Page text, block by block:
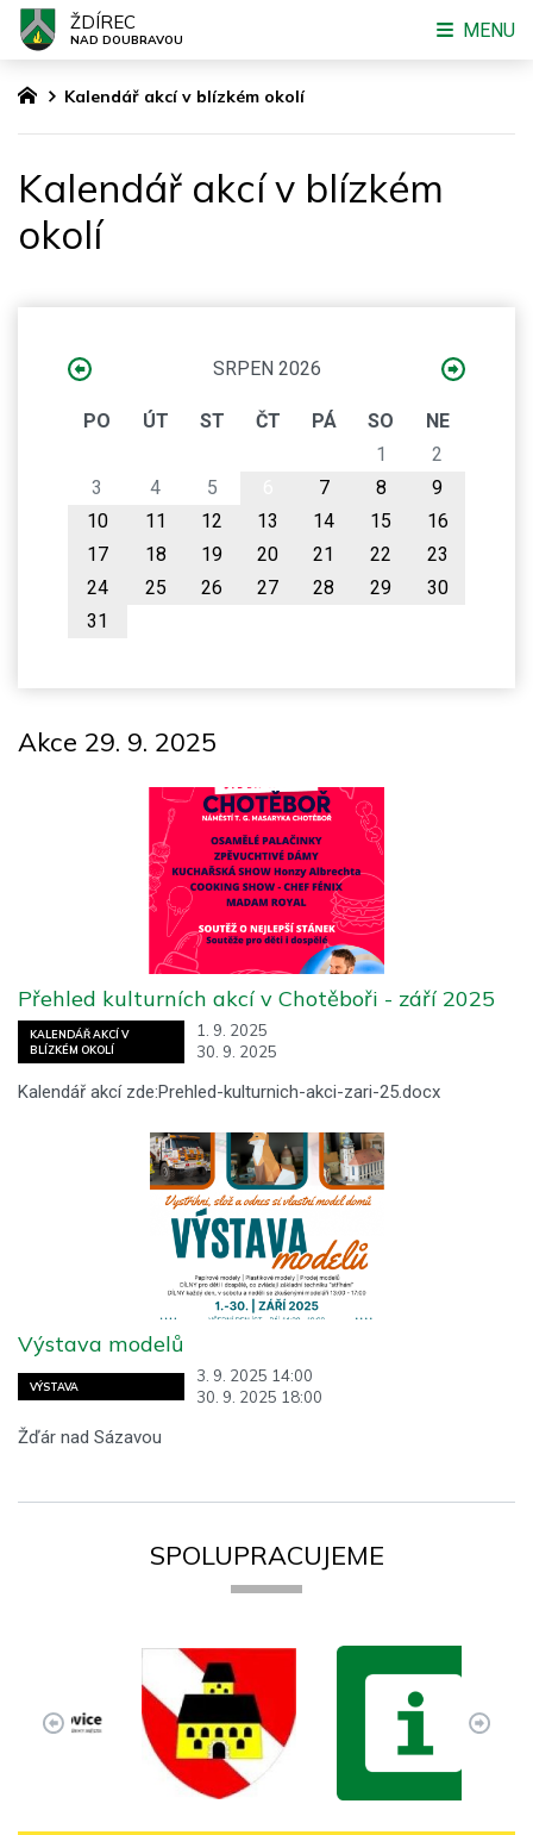
Kalendář akcí v blízkém okolí
Kalendář akcí v blízkém
okolí
SRPEN 2026
PO ÚT ST ČT PÁ SO
NE
1
2
3
4 5 7 8
9
10
11 12 13 14 15
16
17
18 19 20 21 22
23
24
25 26 27 28 29
30
31
Akce 29. 9. 2025
KALENDÁŘ AKCÍ V
BLÍZKÉM OKOLÍ
1. 9. 2025
30. 9. 2025
Přehled kulturních akcí v Chotěboři - září 2025
Kalendář akcí zde:Prehled-kulturnich-akci-zari-25.docx
VÝSTAVA
3. 9. 2025 14:00
30. 9. 2025 18:00
Výstava modelů
Žďár nad Sázavou
SPOLUPRACUJEME
ŽDÍREC
NAD DOUBRAVOU MENU